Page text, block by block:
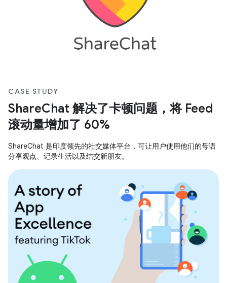
CASE STUDY
ShareChat 解决了卡顿问题，将 Feed
滚动量增加了 60%
ShareChat 是印度领先的社交媒体平台，可让用户使用他们的母语
分享观点、记录生活以及结交新朋友。